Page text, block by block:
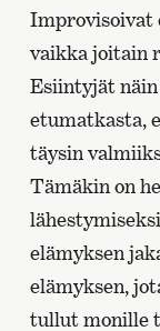
Improvisoivat
vaikka joitain
Esiintyjät
etumatkasta,
täysin
Tämäkin on
elämyksen
elämyksen,
tullut monille